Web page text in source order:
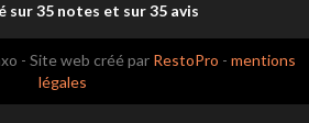
sur 35 notes et sur 35 avis
- Site web créé par RestoPro - mentions
légales